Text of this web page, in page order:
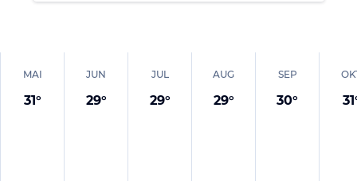
MAI
31°
JUN
29°
JUL
29°
AUG
29°
SEP
30° 31